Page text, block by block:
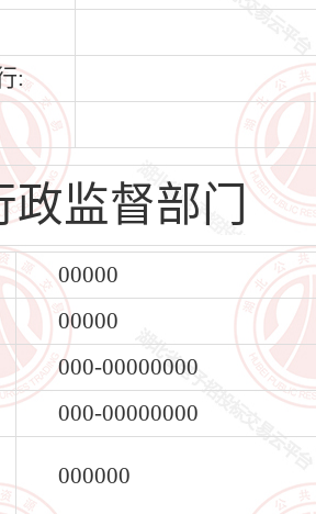
:
政监督部门
00000
00000
000-00000000
000-00000000
000000